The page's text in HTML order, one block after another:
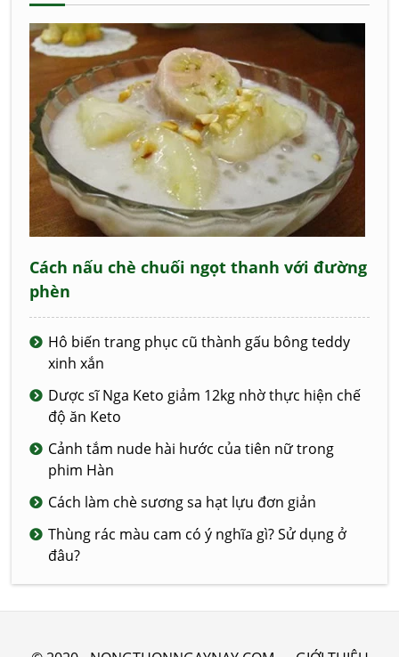
Cách nấu chè chuối ngọt thanh với đường
phèn
Hô biến trang phục cũ thành gấu bông teddy
xinh xắn
Dược sĩ Nga Keto giảm 12kg nhờ thực hiện chế
độ ăn Keto
Cảnh tắm nude hài hước của tiên nữ trong
phim Hàn
Cách làm chè sương sa hạt lựu đơn giản
Thùng rác màu cam có ý nghĩa gì? Sử dụng ở
đâu?